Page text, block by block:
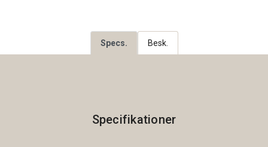
Specs. Besk.
Specifikationer